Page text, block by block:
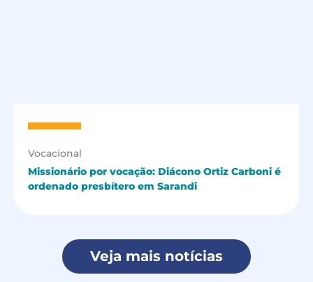
Vocacional
Missionário por vocação: Diácono Ortiz Carboni é
ordenado presbítero em Sarandi
Veja mais notícias